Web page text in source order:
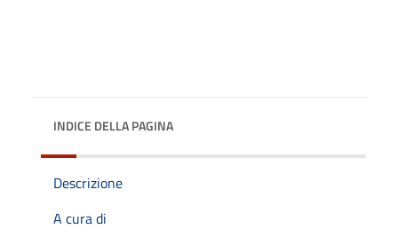
INDICE DELLA PAGINA
Descrizione
A cura di